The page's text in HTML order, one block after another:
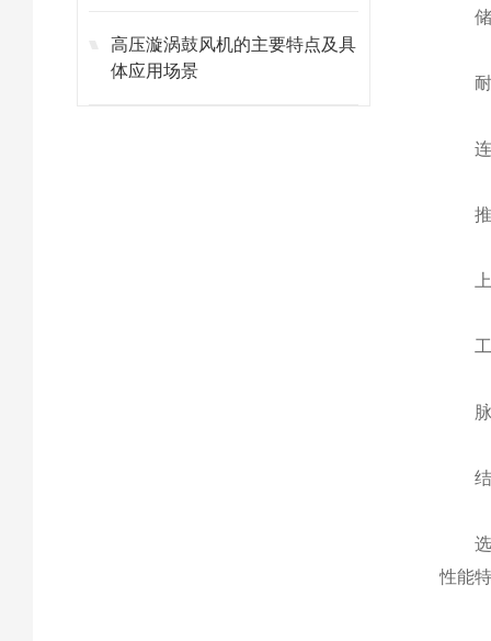
高压漩涡鼓风机的主要特点及具
体应用场景
储尘
耐高
连续
推
上
工业
脉冲
结
选择
性能